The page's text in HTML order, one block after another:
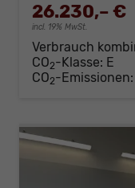
26.230,– €
incl. 19% MwSt.
Verbrauch
CO2-Klasse: E
CO2-Emissionen: